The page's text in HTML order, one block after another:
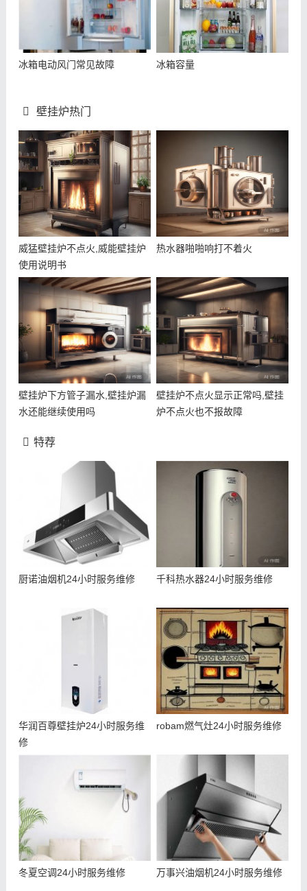
冰箱电动风门常见故障 冰箱容量
壁挂炉热门
威猛壁挂炉不点火,威能壁挂炉
使用说明书
热水器啪啪响打不着火
壁挂炉下方管子漏水,壁挂炉漏
水还能继续使用吗
壁挂炉不点火显示正常吗,壁挂
炉不点火也不报故障
特荐
厨诺油烟机24小时服务维修 千科热水器24小时服务维修
华润百尊壁挂炉24小时服务维
修
robam燃气灶24小时服务维修
冬夏空调24小时服务维修 万事兴油烟机24小时服务维修